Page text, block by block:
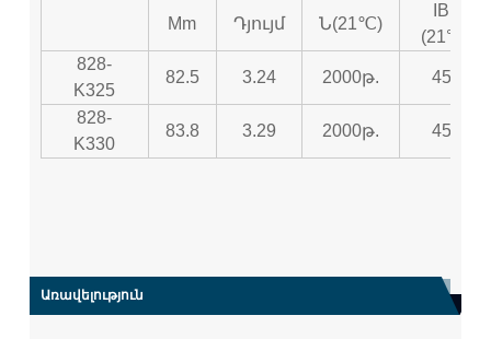
Mm Դյույմ Ն(21℃)
IBF
(21°C)
828-
K325
82.5 3.24 2000թ. 450
828-
K330
83.8 3.29 2000թ. 450
Առավելություն